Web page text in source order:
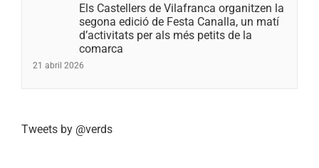
Els Castellers de Vilafranca organitzen la
segona edició de Festa Canalla, un matí
d’activitats per als més petits de la
comarca
21 abril 2026
Tweets by @verds